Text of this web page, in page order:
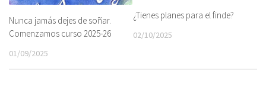
Nunca jamás dejes de soñar.
Comenzamos curso 2025-26
01/09/2025
¿Tienes planes para el finde?
02/10/2025